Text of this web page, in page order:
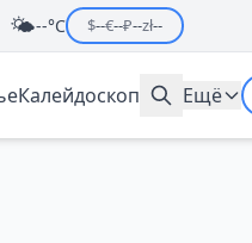
🌤️--°C $--€--₽--zł--
Калейдоскоп Ещё